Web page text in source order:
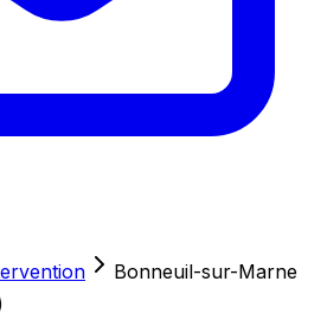
Bonneuil-sur-Marne